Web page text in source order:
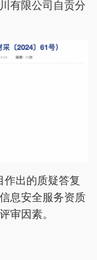
有限公司自贡分
作出的质疑答复
息安全服务资质
审因素。